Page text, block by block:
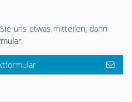
uns etwas mitteilen, dann